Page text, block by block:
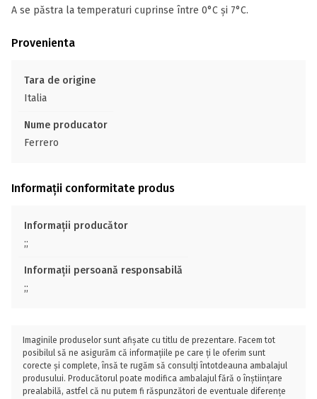
A se păstra la temperaturi cuprinse între 0°C și 7°C.
Provenienta
Tara de origine
Italia
Nume producator
Ferrero
Informații conformitate produs
Informații producător
;;
Informații persoană responsabilă
;;
Imaginile produselor sunt afișate cu titlu de prezentare. Facem tot
posibilul să ne asigurăm că informațiile pe care ți le oferim sunt
corecte și complete, însă te rugăm să consulți întotdeauna ambalajul
produsului. Producătorul poate modifica ambalajul fără o înștiințare
prealabilă, astfel că nu putem fi răspunzători de eventuale diferențe